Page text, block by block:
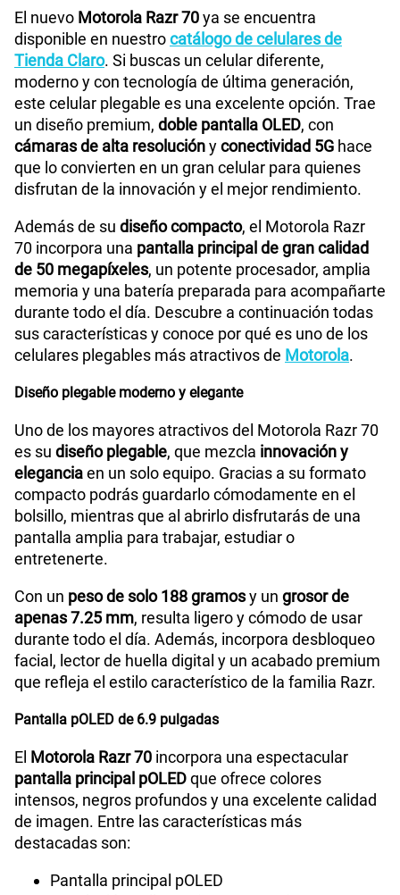
Paga solo
185GBen alta velocidad
S/189.90
Paga solo
en alta velocidad
S/289.90
Ver menos planes
Sistema operativo Android 16
Procesador MTK-25M+
Tamaño de Pantalla Main: 6.9" CLI: 3.63"
WiFI
Peso 188g
Bluetooth
Cámara de fotos Frontal 32 MP
Radio FM
Tipo de Batería
Capacidad Memoria Externa NA
Capacidad Memoria RAM
GPS
El nuevo Motorola Razr 70ya se encuentra
disponible en nuestrocatálogo de celulares de
Tienda Claro. Si buscas un celular diferente,
moderno y con tecnología de última generación,
este celular plegable es una excelente opción. Trae
un diseño premium, doble pantalla OLED, con
cámaras de alta resoluciónyconectividad 5G hace
que lo convierten en un gran celular para quienes
disfrutan de la innovación y el mejor rendimiento.
Además de su diseño compacto, el Motorola Razr
70 incorpora una pantalla principal de gran calidad
de 50 megapíxeles, un potente procesador, amplia
memoria y una batería preparada para acompañarte
durante todo el día. Descubre a continuación todas
sus características y conoce por qué es uno de los
celulares plegables más atractivos de Motorola.
Diseño plegable moderno y elegante
Uno de los mayores atractivos del Motorola Razr 70
es su diseño plegable, que mezcla innovación y
eleganciaen un solo equipo. Gracias a su formato
compacto podrás guardarlo cómodamente en el
bolsillo, mientras que al abrirlo disfrutarás de una
pantalla amplia para trabajar, estudiar o
entretenerte.
Con un peso de solo 188 gramosy un grosor de
apenas 7.25 mm, resulta ligero y cómodo de usar
durante todo el día. Además, incorpora desbloqueo
facial, lector de huella digital y un acabado premium
que refleja el estilo característico de la familia Razr.
Pantalla pOLED de 6.9 pulgadas
El Motorola Razr 70 incorpora una espectacular
pantalla principal pOLEDque ofrece colores
intensos, negros profundos y una excelente calidad
de imagen. Entre las características más
destacadas son:
Pantalla principal pOLED